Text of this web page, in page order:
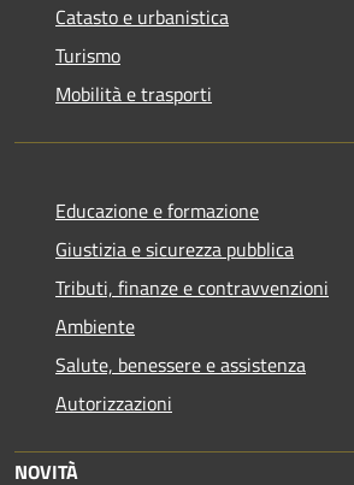
Catasto e urbanistica
Turismo
Mobilità e trasporti
Educazione e formazione
Giustizia e sicurezza pubblica
Tributi, finanze e contravvenzioni
Ambiente
Salute, benessere e assistenza
Autorizzazioni
NOVITÀ